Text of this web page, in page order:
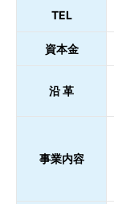
TEL
資本金
沿 革
事業内容